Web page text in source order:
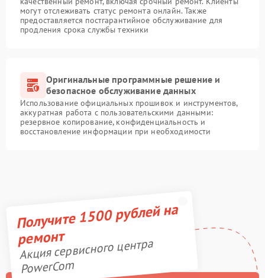
могут отслеживать статус ремонта онлайн. Также
предоставляется постгарантийное обслуживание для
продления срока службы техники
Оригинальные программные решение и
безопасное обслуживание данных
Использование официальных прошивок и инструментов,
аккуратная работа с пользовательскими данными:
резервное копирование, конфиденциальность и
восстановление информации при необходимости
Получите 1500 рублей на
ремонт
Акция сервисного центра
PowerCom